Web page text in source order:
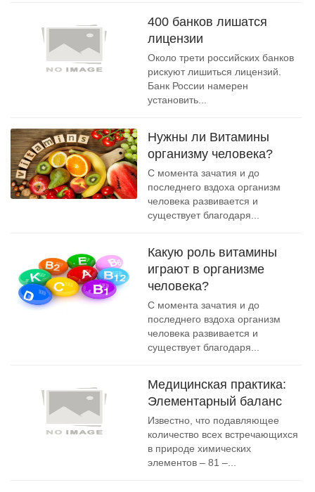
400 банков лишатся
лицензии
Около трети российских банков
рискуют лишиться лицензий.
Банк России намерен
установить...
Нужны ли Витамины
организму человека?
С момента зачатия и до
последнего вздоха организм
человека развивается и
существует благодаря...
Какую роль витамины
играют в организме
человека?
С момента зачатия и до
последнего вздоха организм
человека развивается и
существует благодаря...
Медицинская практика:
Элементарный баланс
Известно, что подавляющее
количество всех встречающихся
в природе химических
элементов – 81 –...